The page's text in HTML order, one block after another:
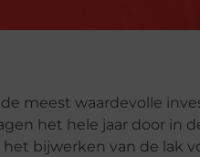
meest waardevolle
het hele jaar door in
bijwerken van de lak